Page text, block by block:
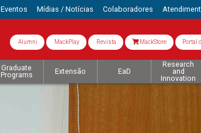
Eventos Mídias / Notícias Colaboradores
Alumni MackPlay Revista MackStore Portal
Graduate
Programs
Extensão EaD
Research
and
Innovation